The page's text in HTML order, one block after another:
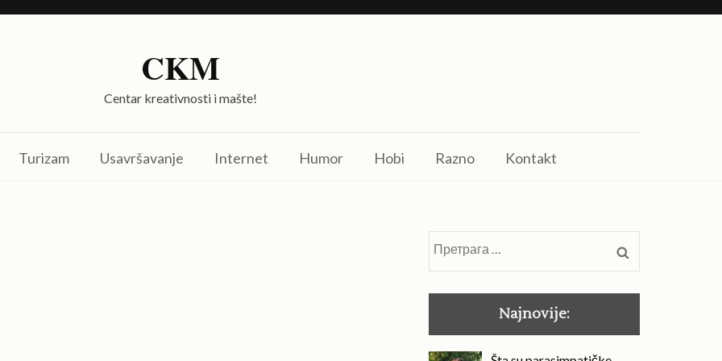
CKM
Centar kreativnosti i mašte!
Turizam Usavršavanje Internet Humor Hobi Razno Kontakt
Претрага
за:
Najnovije: